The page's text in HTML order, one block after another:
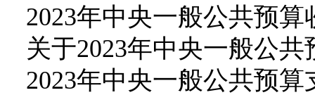
2023年中央一般公共预
关于2023年中央一般公
2023年中央一般公共预算